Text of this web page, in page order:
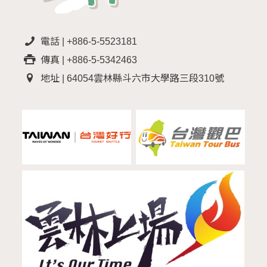
電話 | +886-5-5523181
傳真 | +886-5-5342463
地址 | 64054雲林縣斗六市大學路三段310號